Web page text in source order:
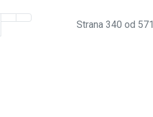
Strana 340 od 571